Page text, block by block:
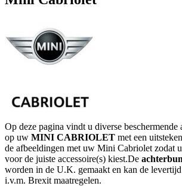
Op deze pagina vindt u diverse beschermende
op uw MINI CABRIOLET met een
de afbeeldingen met uw Mini Cabriolet zodat
voor de juiste accessoire(s) kiest.De
worden in de U.K. gemaakt en kan de
i.v.m. Brexit maatregelen.